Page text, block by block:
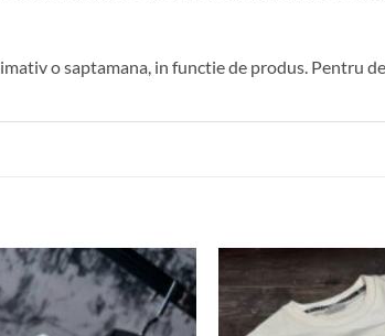
o saptamana, in functie de produs. Pentru
Add to
wishlist